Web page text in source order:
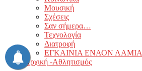
Μουσική
Σχέσεις
Σαν σήμερα…
Τεχνολογία
Διατροφή
ΕΓΚΑΙΝΙΑ ΕΝΑΟΝ ΛΑΜΙΑ
Αρχική -Αθλητισμός